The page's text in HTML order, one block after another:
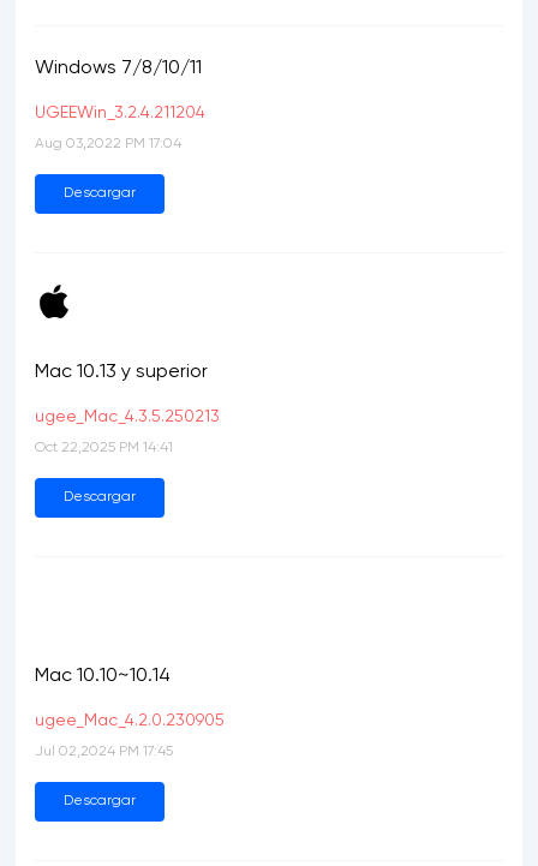
Windows 7/8/10/11
UGEEWin_3.2.4.211204
Aug 03,2022 PM 17:04
Descargar
Mac 10.13 y superior
ugee_Mac_4.3.5.250213
Oct 22,2025 PM 14:41
Descargar
Mac 10.10~10.14
ugee_Mac_4.2.0.230905
Jul 02,2024 PM 17:45
Descargar